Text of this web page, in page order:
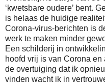
‘kwetsbare oudere’ bent.
is helaas de huidige
Corona-virus-berichten is
werk te maken minder
Een schilderij in
hoofd vrij is van Corona
de overtuiging dat ik
vinden wacht ik in